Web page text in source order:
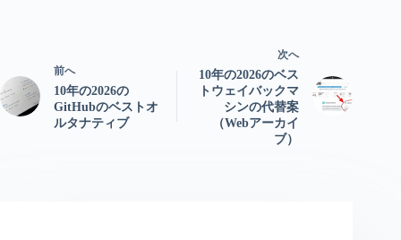
前へ
10年の2026の
GitHubのベストオ
ルタナティブ
次へ
10年の2026のベス
トウェイバックマ
シンの代替案
（Webアーカイ
ブ）